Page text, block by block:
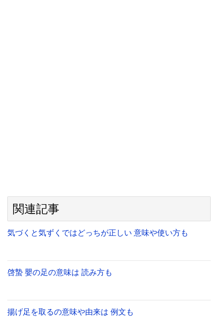
関連記事
気づくと気ずくではどっちが正しい 意味や使い方も
啓蟄 嬰の足の意味は 読み方も
揚げ足を取るの意味や由来は 例文も